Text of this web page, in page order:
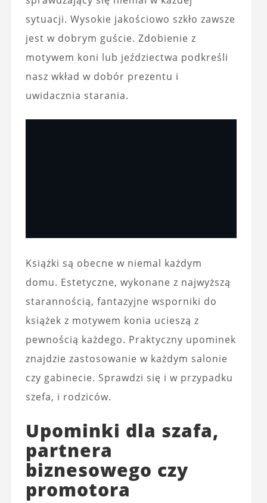
sytuacji. Wysokie jakościowo szkło zawsze
jest w dobrym guście. Zdobienie z
motywem koni lub jeździectwa podkreśli
nasz wkład w dobór prezentu i
uwidacznia starania.
Książki są obecne w niemal każdym
domu. Estetyczne, wykonane z najwyższą
starannością, fantazyjne wsporniki do
książek z motywem konia ucieszą z
pewnością każdego. Praktyczny upominek
znajdzie zastosowanie w każdym salonie
czy gabinecie. Sprawdzi się i w przypadku
szefa, i rodziców.
Upominki dla szafa,
partnera
biznesowego czy
promotora